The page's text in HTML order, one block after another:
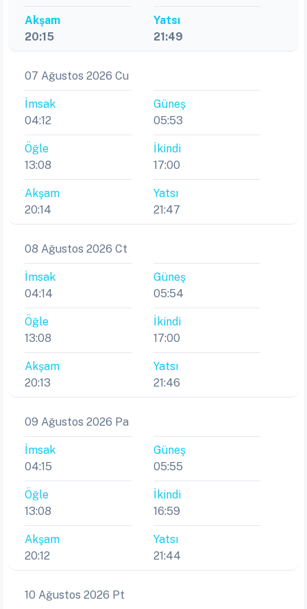
Akşam
20:15
Yatsı
21:49
07 Ağustos 2026 Cu
İmsak
04:12
Güneş
05:53
Öğle
13:08
İkindi
17:00
Akşam
20:14
Yatsı
21:47
08 Ağustos 2026 Ct
İmsak
04:14
Güneş
05:54
Öğle
13:08
İkindi
17:00
Akşam
20:13
Yatsı
21:46
09 Ağustos 2026 Pa
İmsak
04:15
Güneş
05:55
Öğle
13:08
İkindi
16:59
Akşam
20:12
Yatsı
21:44
10 Ağustos 2026 Pt